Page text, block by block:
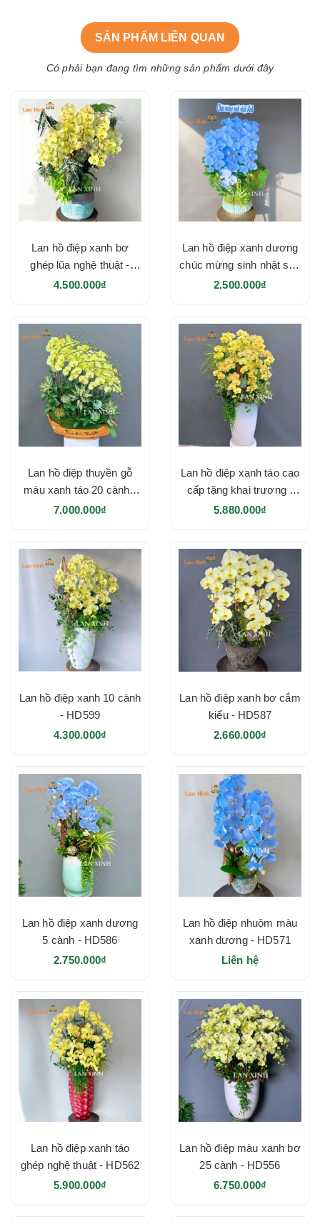
SẢN PHẨM LIÊN QUAN
Có phải bạn đang tìm những sản phẩm dưới đây
Lan hồ điệp xanh bơ
ghép lũa nghệ thuật -
HD642
4.500.000₫
Lan hồ điệp xanh dương
chúc mừng sinh nhật sếp
- HD641
2.500.000₫
Lan hồ điệp thuyền gỗ
màu xanh táo 20 cành -
HD621
7.000.000₫
Lan hồ điệp xanh táo cao
cấp tặng khai trương -
HD616
5.880.000₫
Lan hồ điệp xanh 10 cành
- HD599
4.300.000₫
Lan hồ điệp xanh bơ cắm
kiểu - HD587
2.660.000₫
Lan hồ điệp xanh dương
5 cành - HD586
2.750.000₫
Lan hồ điệp nhuộm màu
xanh dương - HD571
Liên hệ
Lan hồ điệp xanh táo
ghép nghệ thuật - HD562
5.900.000₫
Lan hồ điệp màu xanh bơ
25 cành - HD556
6.750.000₫